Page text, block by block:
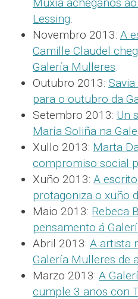
Lessing.
Novembro 2013: A
Camille Claudel
Galería Mulleres.
Outubro 2013:
para o outubro da
Setembro 2013: Un
María Soliña na
Xullo 2013: Marta
compromiso social
Xuño 2013: A
protagoniza o xuño
Maio 2013: Rebeca
pensamento á
Abril 2013: A artista
Galería Mulleres de
Marzo 2013: A
cumple 3 anos con